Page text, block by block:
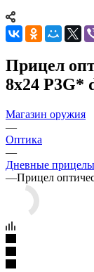
Прицел
8x24 P3G*
Магазин оружия
—
Оптика
—
Дневные прицелы
—Прицел